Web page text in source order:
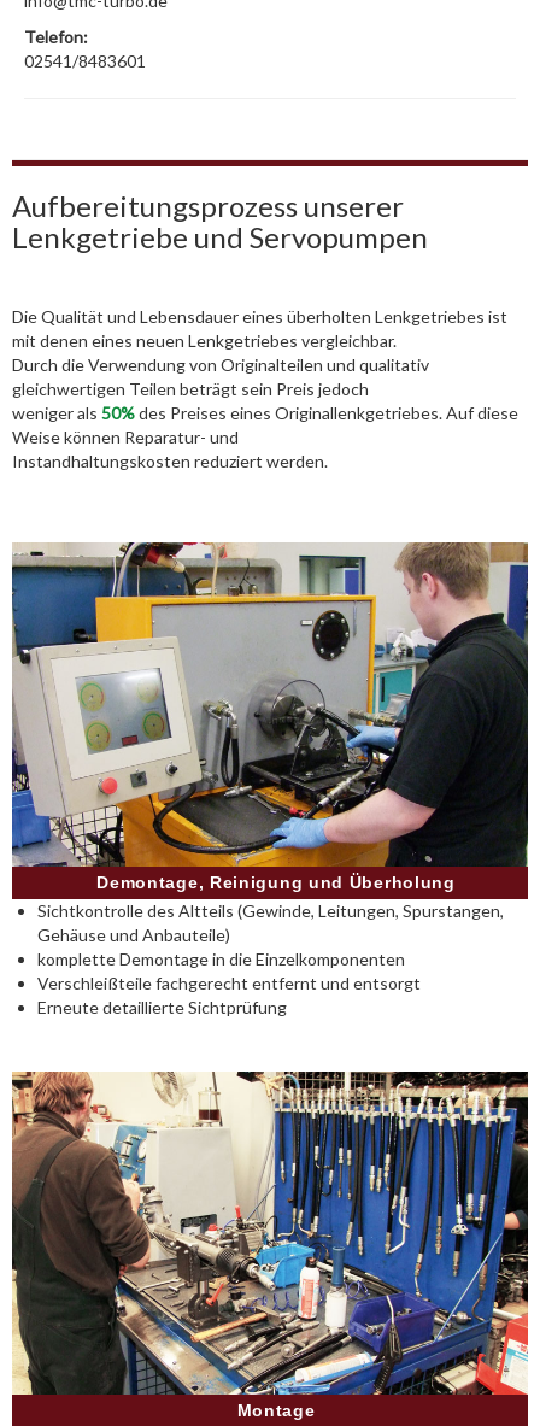
Telefon:
02541/8483601
Aufbereitungsprozess unserer
Lenkgetriebe und Servopumpen
Die Qualität und Lebensdauer eines überholten Lenkgetriebes ist
mit denen eines neuen Lenkgetriebes vergleichbar.
Durch die Verwendung von Originalteilen und qualitativ
gleichwertigen Teilen beträgt sein Preis jedoch
weniger als 50%des Preises eines Originallenkgetriebes. Auf diese
Weise können Reparatur- und
Instandhaltungskosten reduziert werden.
Demontage, Reinigung und Überholung
Sichtkontrolle des Altteils (Gewinde, Leitungen, Spurstangen,
Gehäuse und Anbauteile)
komplette Demontage in die Einzelkomponenten
Verschleißteile fachgerecht entfernt und entsorgt
Erneute detaillierte Sichtprüfung
Montage